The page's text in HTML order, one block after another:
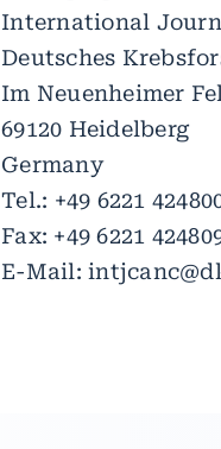
International
Deutsches
Im Neuenheimer
69120 Heidelberg
Germany
Tel.: +49 6221
Fax: +49 6221
E-Mail: